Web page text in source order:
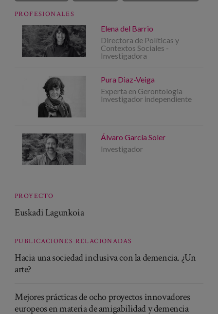
PROFESIONALES
Elena del Barrio
Directora de Políticas y
Contextos Sociales -
Investigadora
Pura Diaz-Veiga
Experta en Gerontologia
Investigador independiente
Álvaro García Soler
Investigador
PROYECTO
Euskadi Lagunkoia
PUBLICACIONES RELACIONADAS
Hacia una sociedad inclusiva con la demencia. ¿Un
arte?
Mejores prácticas de ocho proyectos innovadores
europeos en materia de amigabilidad y demencia